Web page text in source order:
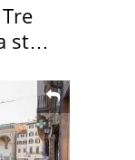
sta